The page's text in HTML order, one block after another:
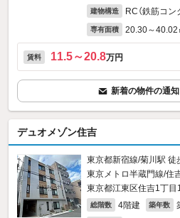
建物構造 RC（鉄筋コン
専有面積 20.30～40.02
賃料 11.5～20.8万円
新着の物件の通
デュオメゾン住吉
東京都新宿線/菊川駅 徒
東京メトロ半蔵門線/住
東京都江東区住吉1丁目
総階数 4階建 築年数